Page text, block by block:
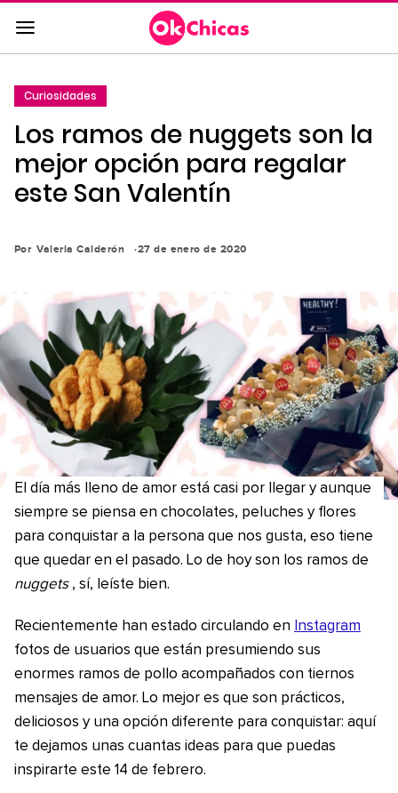
Saltar
al
contenido
la
navegación
principal
Curiosidades
Los ramos de nuggets son la
mejor opción para regalar
este San Valentín
Por Valeria Calderón 27 de enero de 2020
El día más lleno de amor está casi por llegar y aunque
siempre se piensa en chocolates, peluches y flores
para conquistar a la persona que nos gusta, eso tiene
que quedar en el pasado. Lo de hoy son los ramos de
nuggets , sí, leíste bien.
Recientemente han estado circulando en Instagram
fotos de usuarios que están presumiendo sus
enormes ramos de pollo acompañados con tiernos
mensajes de amor. Lo mejor es que son prácticos,
deliciosos y una opción diferente para conquistar: aquí
te dejamos unas cuantas ideas para que puedas
inspirarte este 14 de febrero.